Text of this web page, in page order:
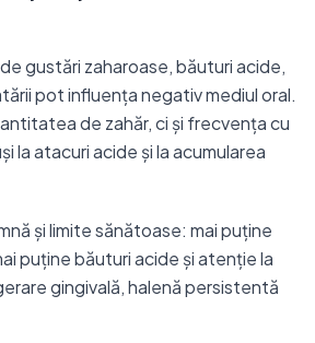
gustări zaharoase, băuturi acide,
pot influența negativ mediul oral.
de zahăr, ci și frecvența cu
la atacuri acide și la acumularea
și limite sănătoase: mai puține
puține băuturi acide și atenție la
gingivală, halenă persistentă